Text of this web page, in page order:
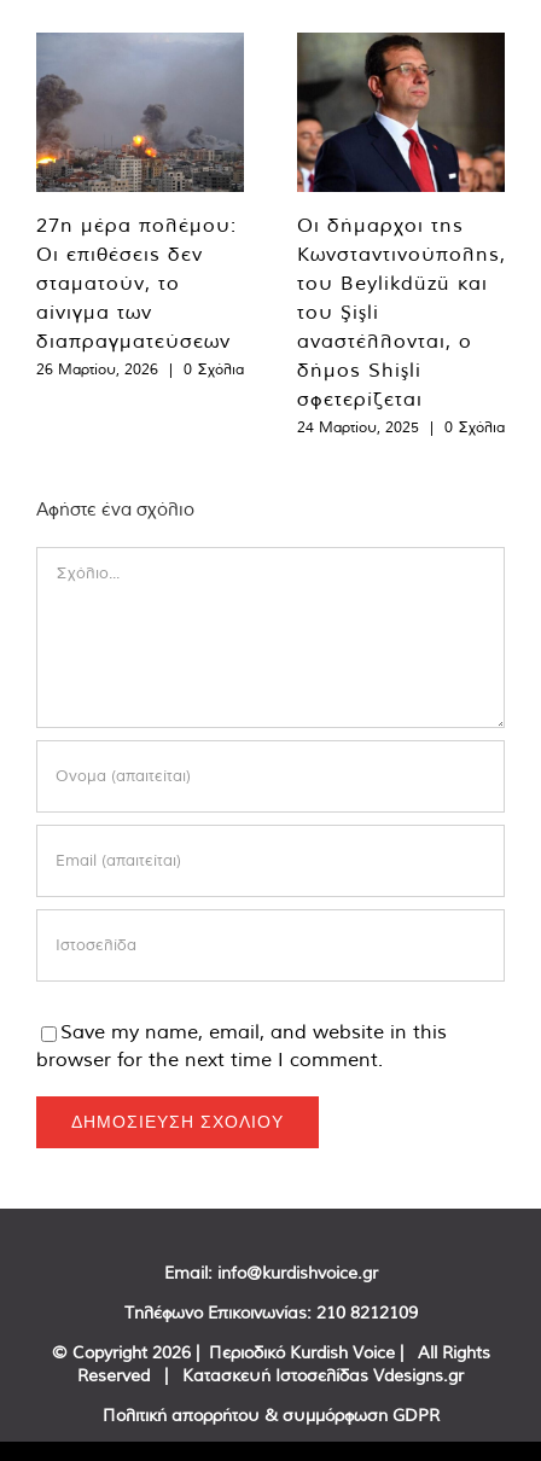
27η μέρα πολέμου:
Οι επιθέσεις δεν
σταματούν, το
αίνιγμα των
διαπραγματεύσεων
26 Μαρτίου, 2026 | 0 Σχόλια
Οι δήμαρχοι της
Κωνσταντινούπολης,
του Beylikdüzü και
του Şişli
αναστέλλονται, ο
δήμος Shişli
σφετερίζεται
24 Μαρτίου, 2025 | 0 Σχόλια
Αφήστε ένα σχόλιο
Save my name, email, and website in this
browser for the next time I comment.
Email: info@kurdishvoice.gr
Τηλέφωνο Επικοινωνίας: 210 8212109
© Copyright 2026 | Περιοδικό Kurdish Voice | All Rights
Reserved | Κατασκευή Ιστοσελίδας Vdesigns.gr
Πολιτική απορρήτου & συμμόρφωση GDPR